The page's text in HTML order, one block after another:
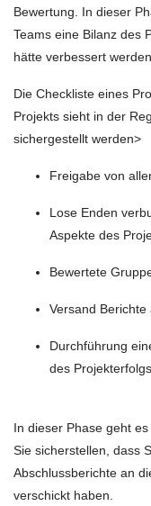
Bewertung. In dieser
Teams eine Bilanz des
hätte verbessert
Die Checkliste eines
Projekts sieht in der
sichergestellt werden>
Freigabe von
Lose Enden
Aspekte des
Bewertete
Versand
Durchführung
des Projekterfolgs
In dieser Phase geht
Sie sicherstellen, dass
Abschlussberichte an
verschickt haben.